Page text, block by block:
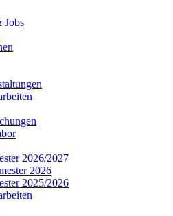
Jobs
2026/2027
2026
2025/2026